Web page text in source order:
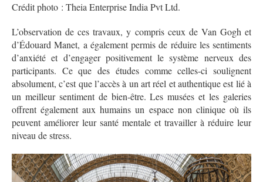
Crédit photo : Theia Enterprise India Pvt Ltd.
L’observation de ces travaux, y compris ceux de Van Gogh et
d’Édouard Manet, a également permis de réduire les sentiments
d’anxiété et d’engager positivement le système nerveux des
participants. Ce que des études comme celles-ci soulignent
absolument, c’est que l’accès à un art réel et authentique est lié à
un meilleur sentiment de bien-être. Les musées et les galeries
offrent également aux humains un espace non clinique où ils
peuvent améliorer leur santé mentale et travailler à réduire leur
niveau de stress.